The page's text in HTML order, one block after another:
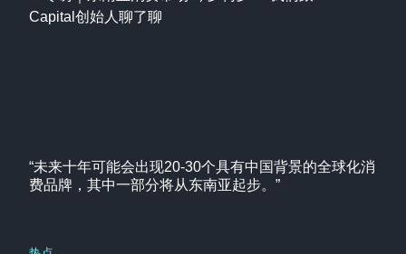
“未来十年可能会出现20-30个具有中国背景的全球化消
费品牌，其中一部分将从东南亚起步。”